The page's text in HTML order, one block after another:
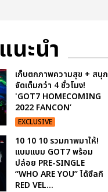
แนะนำ
เก็บตกภาพความสุข + สนุก
จัดเต็มกว่า 4 ชั่วโมง!
'GOT7 HOMECOMING
2022 FANCON’
EXCLUSIVE
10 10 10 รวมภาพมาให้!
แบมแบม GOT7 พร้อม
ปล่อย PRE-SINGLE
“WHO ARE YOU” ได้ซึลกิ
RED VEL...